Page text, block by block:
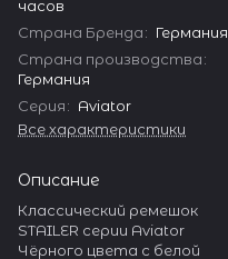
часов
Страна Бренда: Германия
Страна производства:
Германия
Серия: Aviator
Все характеристики
Описание
Классический ремешок
STAILER серии Aviator
Чёрного цвета с белой